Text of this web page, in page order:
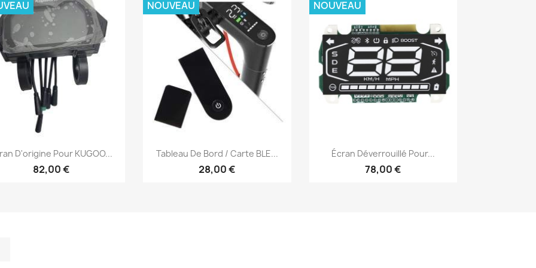
Aperçu rapide
D'origine Pour KUGOO...
82,00 €
 Aperçu rapide
Tableau De Bord / Carte BLE...
28,00 €
NOUVEAU
 Aperçu rapide
Écran Déverrouillé Pour...
78,00 €
NOUVEAU